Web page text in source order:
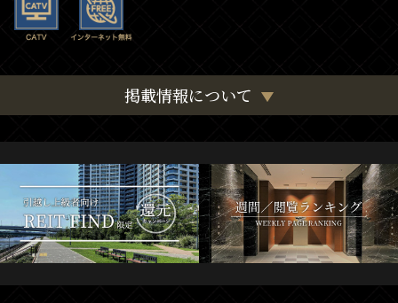
掲載情報について